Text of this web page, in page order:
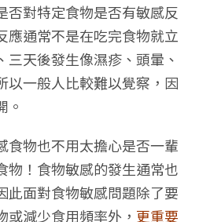
否對特定食物是否有敏感反
應通常不是在吃完食物就立
三天後發生像濕疹、頭暈、
一般人比較難以覺察，因
。
食物也不用太擔心是否一輩
物！食物敏感的發生通常也
此面對食物敏感問題除了要
減少食用頻率外， 更重要